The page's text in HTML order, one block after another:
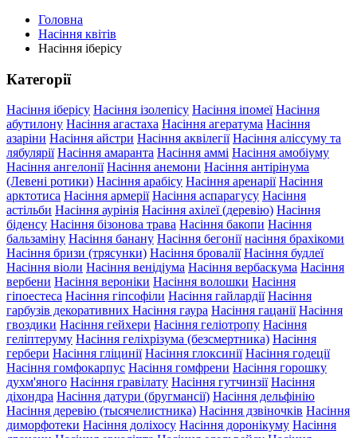
Головна
Насіння квітів
Насіння іберісу
Категорії
Насіння іберісу Насіння ізолепісу Насіння іпомеї Насіння
абутилону Насіння агастаха Насіння агератума Насіння
азаріни Насіння айстри Насіння аквілегії Насіння аліссуму та
лябулярії Насіння амаранта Насіння аммі Насіння амобіуму
Насіння ангелонії Насіння анемони Насіння антірінума
(Левені ротики) Насіння арабісу Насіння аренарії Насіння
арктотиса Насіння армерії Насіння аспарагусу Насіння
астільби Насіння аурінія Насіння ахілеї (деревію) Насіння
біденсу Насіння бізонова трава Насіння бакопи Насіння
бальзаміну Насіння банану Насіння бегонії насіння брахікоми
Насіння бризи (трясунки) Насіння бровалії Насіння будлеї
Насіння віоли Насіння венідіума Насіння вербаскума Насіння
вербени Насіння вероніки Насіння волошки Насіння
гіпоестеса Насіння гіпсофіли Насіння гайлардії Насіння
гарбузів декоративних Насіння гаура Насіння гацанії Насіння
гвоздики Насіння гейхери Насіння геліотропу Насіння
геліптеруму Насіння геліхрізума (безсмертника) Насіння
гербери Насіння гліцинії Насіння глоксинії Насіння годеції
Насіння гомфокарпус Насіння гомфрени Насіння горошку
духм'яного Насіння гравілату Насіння гутчинзії Насіння
діхондра Насіння датури (бругмансії) Насіння дельфінію
Насіння деревію (тысячелистника) Насіння дзвіночків Насіння
диморфотеки Насіння доліхосу Насіння доронікуму Насіння